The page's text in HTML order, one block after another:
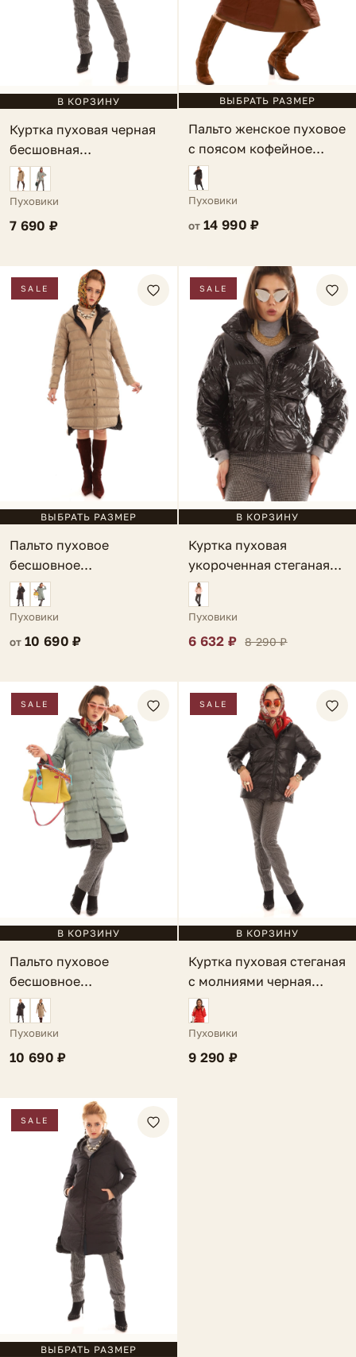
В КОРЗИНУ
Куртка пуховая черная
бесшовная
двусторонняя Arco
Пуховики
7 690 ₽
ВЫБРАТЬ РАЗМЕР
Пальто женское пуховое
с поясом кофейное
Sorrento
Пуховики
от 14 990 ₽
SALE
ВЫБРАТЬ РАЗМЕР
Пальто пуховое
бесшовное
двустороннее бежевое
Arco
Пуховики
от 10 690 ₽
SALE
В КОРЗИНУ
Куртка пуховая
укороченная стеганая
черная Mileto
Пуховики
6 632 ₽ 8 290 ₽
SALE
В КОРЗИНУ
Пальто пуховое
бесшовное
двустороннее серо-
голубое Arco
Пуховики
10 690 ₽
SALE
В КОРЗИНУ
Куртка пуховая стеганая
с молниями черная
Gravina
Пуховики
9 290 ₽
SALE
ВЫБРАТЬ РАЗМЕР